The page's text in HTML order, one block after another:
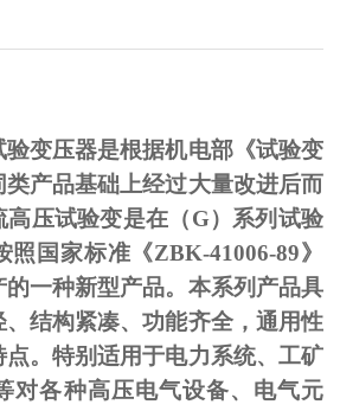
变压器是根据机电部《试验变
产品基础上经过大量改进后而
压试验变是在（G）系列试验
照国家标准《ZBK-41006-89》
一种新型产品。本系列产品具
结构紧凑、功能齐全，通用性
。特别适用于电力系统、工矿
对各种高压电气设备、电气元